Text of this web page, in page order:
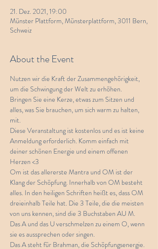
21. Dez. 2021, 19:00
Münster Plattform, Münsterplattform, 3011 Bern,
Schweiz
About the Event
Nutzen wir die Kraft der Zusammengehörigkeit,
um die Schwingung der Welt zu erhöhen.
Bringen Sie eine Kerze, etwas zum Sitzen und
alles, was Sie brauchen, um sich warm zu halten,
mit.
Diese Veranstaltung ist kostenlos und es ist keine
Anmeldung erforderlich. Komm einfach mit
deiner schönen Energie und einem offenen
Herzen <3
Om ist das allererste Mantra und OM ist der
Klang der Schöpfung. Innerhalb von OM besteht
alles. In den heiligen Schriften heißt es, dass OM
dreieinhalb Teile hat. Die 3 Teile, die die meisten
von uns kennen, sind die 3 Buchstaben AU M.
Das A und das U verschmelzen zu einem O, wenn
sie es aussprechen oder singen.
Das A steht für Brahman, die Schöpfungsenergie.